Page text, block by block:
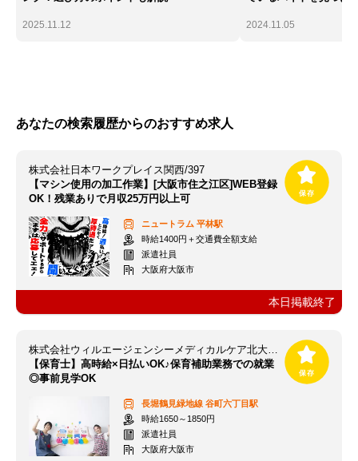
2025.11.12 2024.11.05
あなたの検索履歴からのおすすめ求人
株式会社日本ワークプレイス関西/397
【マシン使用の加工作業】[大阪市住之江区]WEB登録
OK！残業ありで月収25万円以上可
ニュートラム 平林駅
時給1400円＋交通費全額支給
派遣社員
大阪府大阪市
本日掲載終了
【保育士】高時給×日払いOK♪保育補助業務での就業
◎事前見学OK
長堀鶴見緑地線 谷町六丁目駅
時給1650～1850円
派遣社員
大阪府大阪市